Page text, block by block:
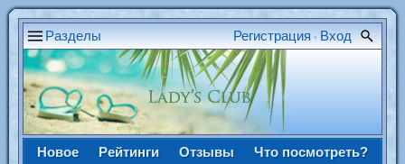
Разделы Регистрация • Вход
Новое Рейтинги Отзывы
Что посмотреть?